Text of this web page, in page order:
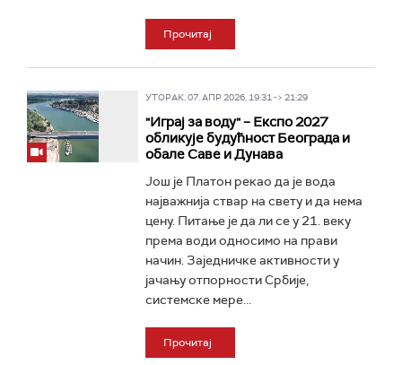
Прочитај
УТОРАК, 07. АПР 2026, 19:31 -> 21:29
"Играј за воду" – Експо 2027
обликује будућност Београда и
обале Саве и Дунава
Још је Платон рекао да је вода
најважнија ствар на свету и да нема
цену. Питање је да ли се у 21. веку
према води односимо на прави
начин. Заједничке активности у
јачању отпорности Србије,
системске мере...
Прочитај